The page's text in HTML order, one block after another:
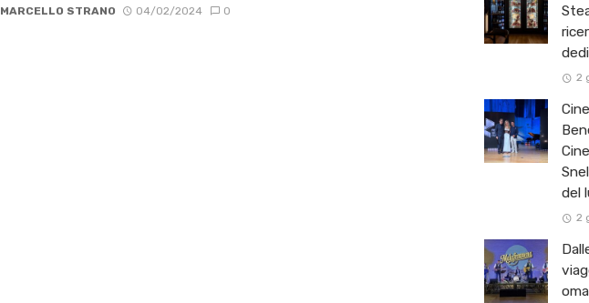
MARCELLO STRANO 04/02/2024 0
2
del
2